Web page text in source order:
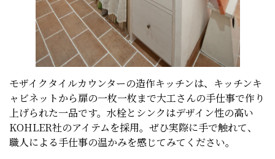
モザイクタイルカウンターの造作キッチンは、キッチンキ
ャビネットから扉の一枚一枚まで大工さんの手仕事で作り
上げられた一品です。水栓とシンクはデザイン性の高い
KOHLER社のアイテムを採用。ぜひ実際に手で触れて、
職人による手仕事の温かみを感じてみてください。